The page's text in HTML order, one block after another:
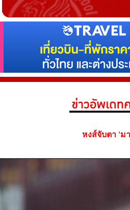
หงส์จับตา 'ม